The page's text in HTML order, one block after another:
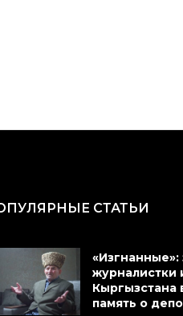
СТАТЬИ
«Изгнанные»:
журналистки
Кыргызстана
память о